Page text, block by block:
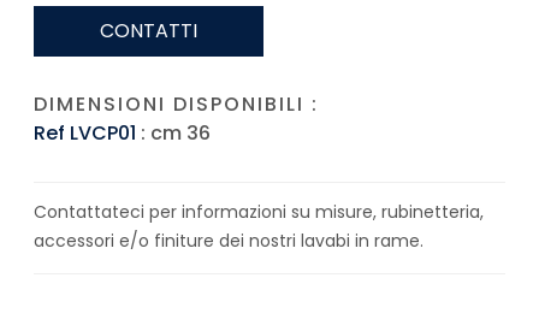
CONTATTI
DIMENSIONI DISPONIBILI :
Ref LVCP01 : cm 36
Contattateci per informazioni su misure, rubinetteria,
accessori e/o finiture dei nostri lavabi in rame.